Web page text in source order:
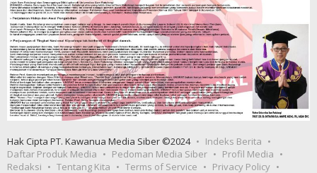
Hak Cipta PT. Kawanua Media Siber ©2024
Indeks Berita
Daftar Produk Media
Pedoman Media Siber
Profil Media
Redaksi
Tentang Kita Terms of Service
Privacy Policy